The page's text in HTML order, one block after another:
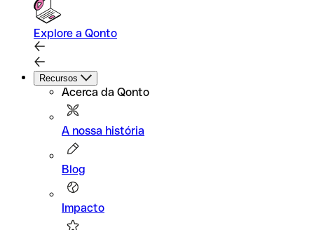
Explore a Qonto
Recursos
Acerca da Qonto
A nossa história
Blog
Impacto